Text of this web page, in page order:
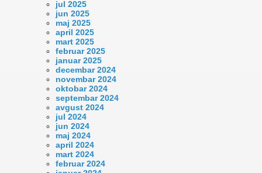
jul 2025
jun 2025
maj 2025
april 2025
mart 2025
februar 2025
januar 2025
decembar 2024
novembar 2024
oktobar 2024
septembar 2024
avgust 2024
jul 2024
jun 2024
maj 2024
april 2024
mart 2024
februar 2024